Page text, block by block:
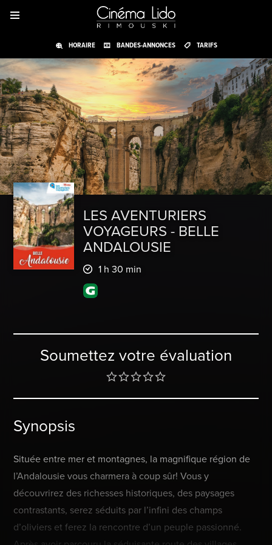
HORAIRE BANDES-ANNONCES TARIFS
LES AVENTURIERS
VOYAGEURS - BELLE
ANDALOUSIE
1 h 30 min
Soumettez votre évaluation
Synopsis
Située entre mer et montagnes, la magnifique région de
l’Andalousie vous charmera à coup sûr! Vous y
découvrirez des richesses historiques, des paysages
contrastants, serez séduits par l’infini des champs
d’oliviers et ferez la rencontre d’un peuple passionné.